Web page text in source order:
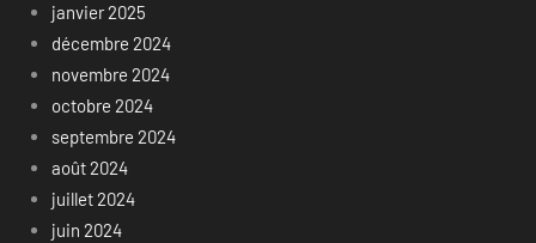
janvier 2025
décembre 2024
novembre 2024
octobre 2024
septembre 2024
août 2024
juillet 2024
juin 2024